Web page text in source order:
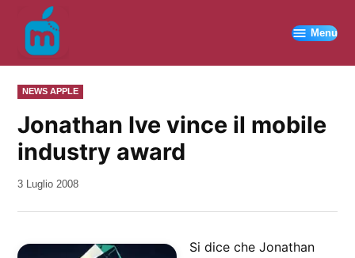
contenuto
Menu
PUBBLICATO
IN
NEWS APPLE
Jonathan Ive vince il mobile
industry award
da
3 Luglio 2008
Si dice che Jonathan